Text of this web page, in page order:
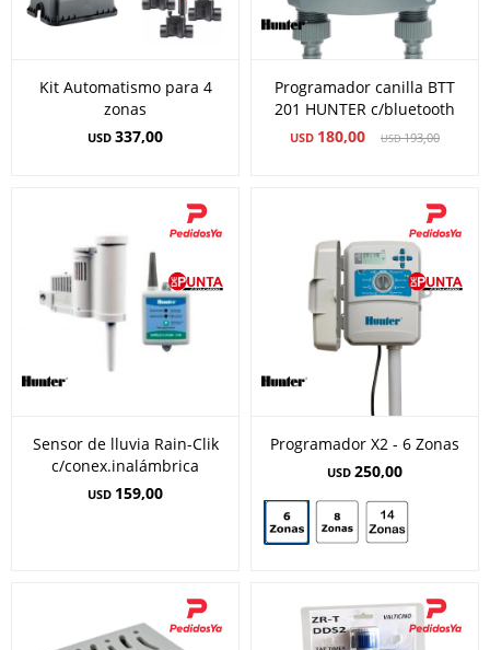
Kit Automatismo para 4
zonas
USD 337,00
Programador canilla BTT
201 HUNTER c/bluetooth
USD 180,00 USD193,00
Sensor de lluvia Rain-Clik
c/conex.inalámbrica
USD 159,00
Programador X2 - 6 Zonas
USD 250,00